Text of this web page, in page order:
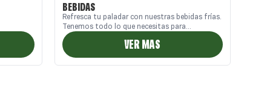
BEBIDAS
Refresca tu paladar con nuestras bebidas frías.
Tenemos todo lo que necesitas para
acompañar tu comida
VER MAS